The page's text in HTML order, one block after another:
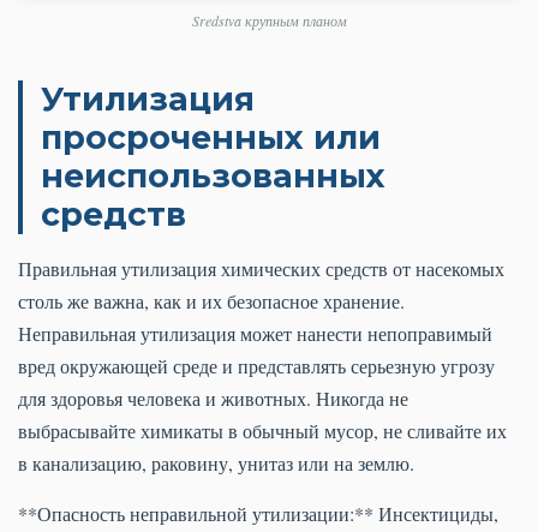
Sredstva крупным планом
Утилизация
просроченных или
неиспользованных
средств
Правильная утилизация химических средств от насекомых
столь же важна, как и их безопасное хранение.
Неправильная утилизация может нанести непоправимый
вред окружающей среде и представлять серьезную угрозу
для здоровья человека и животных. Никогда не
выбрасывайте химикаты в обычный мусор, не сливайте их
в канализацию, раковину, унитаз или на землю.
**Опасность неправильной утилизации:** Инсектициды,